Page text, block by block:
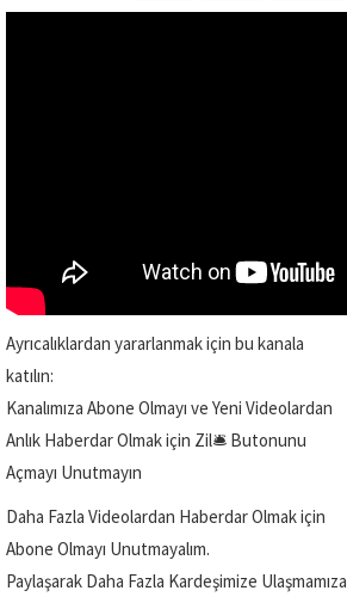
Ayrıcalıklardan yararlanmak için bu kanala
katılın:
Kanalımıza Abone Olmayı ve Yeni Videolardan
Anlık Haberdar Olmak için Zil🛎️ Butonunu
Açmayı Unutmayın
Daha Fazla Videolardan Haberdar Olmak için
Abone Olmayı Unutmayalım.
Paylaşarak Daha Fazla Kardeşimize Ulaşmamıza